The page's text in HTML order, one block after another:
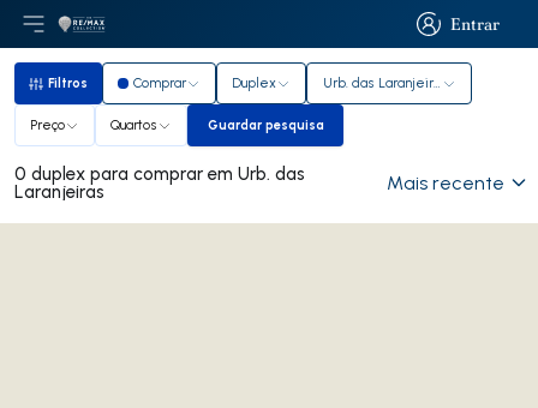
Entrar
Entrar
Abri menu principal
LogoIr para página inicial
Filtros
Filtros Comprar Duplex Urb. das Laranjeiras
Preço Quartos Guardar pesquisa
Guardar pesquisa
0 duplex para comprar em Urb. das
Laranjeiras Mais recente